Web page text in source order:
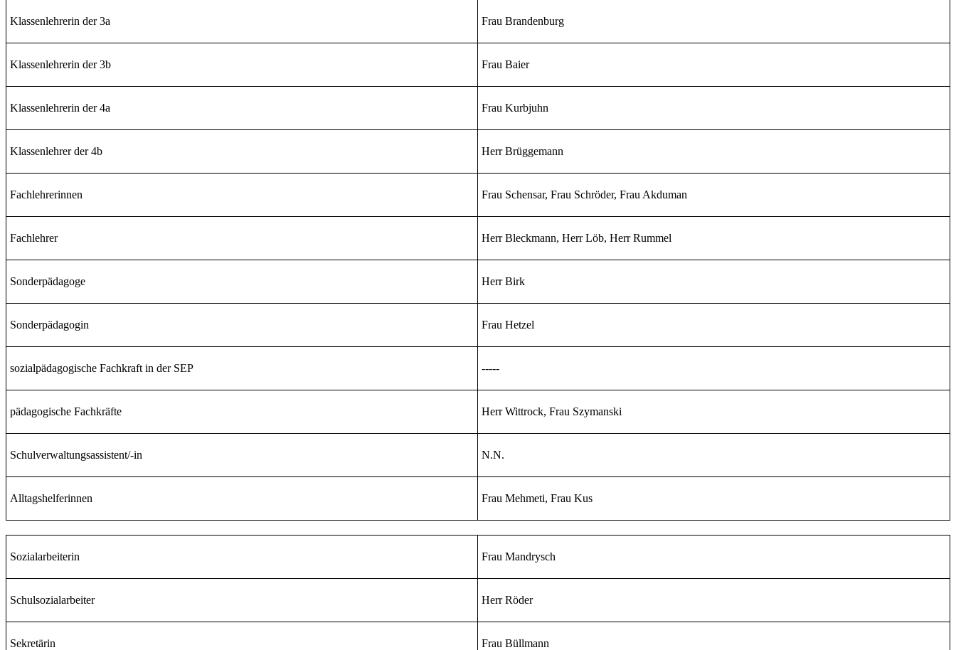
Klassenlehrerin der 3a Frau Brandenburg
Klassenlehrerin der 3b Frau Baier
Klassenlehrerin der 4a Frau Kurbjuhn
Klassenlehrer der 4b Herr Brüggemann
Fachlehrerinnen Frau Schensar, Frau Schröder, Frau Akduman
Fachlehrer Herr Bleckmann, Herr Löb, Herr Rummel
Sonderpädagoge Herr Birk
Sonderpädagogin Frau Hetzel
sozialpädagogische Fachkraft in der SEP -----
pädagogische Fachkräfte Herr Wittrock, Frau Szymanski
Schulverwaltungsassistent/-in N.N.
Alltagshelferinnen Frau Mehmeti, Frau Kus
Sozialarbeiterin Frau Mandrysch
Schulsozialarbeiter Herr Röder
Sekretärin Frau Büllmann